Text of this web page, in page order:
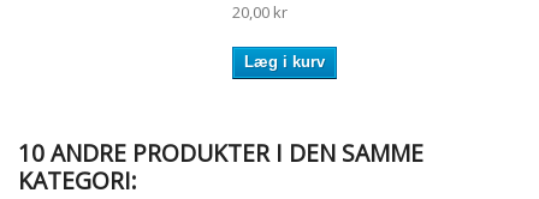
20,00 kr
Læg i kurv
10 ANDRE PRODUKTER I DEN SAMME
KATEGORI: